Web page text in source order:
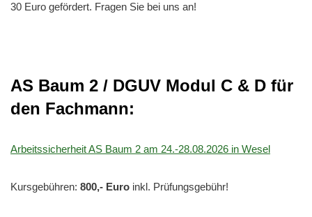
30 Euro gefördert. Fragen Sie bei uns an!
AS Baum 2 / DGUV Modul C & D für
den Fachmann:
Arbeitssicherheit AS Baum 2 am 24.-28.08.2026 in Wesel
Kursgebühren: 800,- Euro inkl. Prüfungsgebühr!